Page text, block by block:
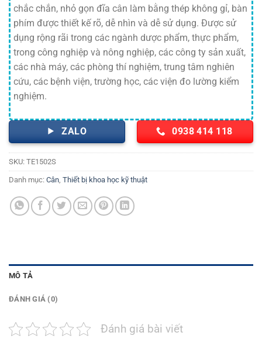
chắc chắn, nhỏ gọn đĩa cân làm bằng thép không gỉ, bàn
phím được thiết kế rõ, dễ nhìn và dễ sử dụng. Được sử
dụng rộng rãi trong các ngành dược phẩm, thực phẩm,
trong công nghiệp và nông nghiệp, các công ty sản xuất,
các nhà máy, các phòng thí nghiệm, trung tâm nghiên
cứu, các bệnh viện, trường học, các viện đo lường kiểm
nghiệm.
ZALO 0938 414 118
SKU: TE1502S
Danh mục: Cân, Thiết bị khoa học kỹ thuật
MÔ TẢ
ĐÁNH GIÁ (0)
Đánh giá bài viết